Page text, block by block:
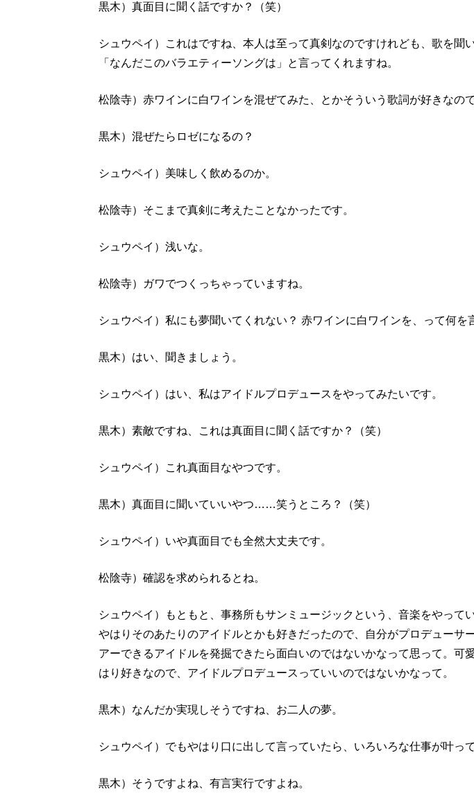
黒木）真面目に聞く話ですか？（笑）
シュウペイ）これはですね、本人は至って真剣なのですけれども、歌を聞
「なんだこのバラエティーソングは」と言ってくれますね。
松陰寺）赤ワインに白ワインを混ぜてみた、とかそういう歌詞が好きなの
黒木）混ぜたらロゼになるの？
シュウペイ）美味しく飲めるのか。
松陰寺）そこまで真剣に考えたことなかったです。
シュウペイ）浅いな。
松陰寺）ガワでつくっちゃっていますね。
シュウペイ）私にも夢聞いてくれない？ 赤ワインに白ワインを、って何を
黒木）はい、聞きましょう。
シュウペイ）はい、私はアイドルプロデュースをやってみたいです。
黒木）素敵ですね、これは真面目に聞く話ですか？（笑）
シュウペイ）これ真面目なやつです。
黒木）真面目に聞いていいやつ……笑うところ？（笑）
シュウペイ）いや真面目でも全然大丈夫です。
松陰寺）確認を求められるとね。
シュウペイ）もともと、事務所もサンミュージックという、音楽をやって
やはりそのあたりのアイドルとかも好きだったので、自分がプロデューサ
アーできるアイドルを発掘できたら面白いのではないかなって思って。可
はり好きなので、アイドルプロデュースっていいのではないかなって。
黒木）なんだか実現しそうですね、お二人の夢。
シュウペイ）でもやはり口に出して言っていたら、いろいろな仕事が叶っ
黒木）そうですよね、有言実行ですよね。